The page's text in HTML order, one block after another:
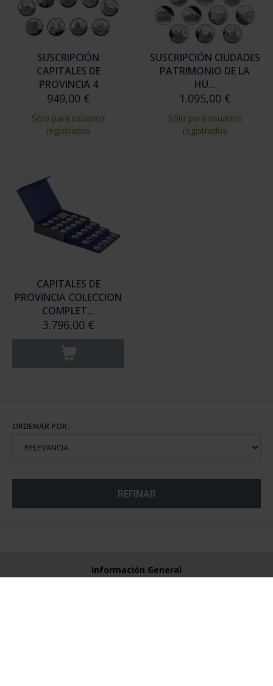
SUSCRIPCIÓN
CAPITALES DE
PROVINCIA 4
949,00 €
Sólo para usuarios
registrados
SUSCRIPCIÓN CIUDADES
PATRIMONIO DE LA
HU...
1.095,00 €
Sólo para usuarios
registrados
CAPITALES DE
PROVINCIA COLECCION
COMPLET...
3.796,00 €
ORDENAR POR:
REFINAR
Información General